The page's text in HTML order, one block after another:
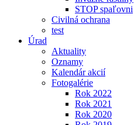
STOP spaľovni
Civilná ochrana
test
Úrad
Aktuality
Oznamy
Kalendár akcií
Fotogalérie
Rok 2022
Rok 2021
Rok 2020